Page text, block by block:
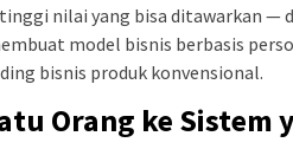
nilai yang bisa ditawarkan —
model bisnis berbasis
bisnis produk konvensional.
Orang ke Sistem